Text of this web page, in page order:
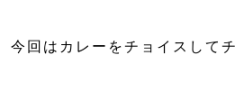
回はカレーをチョイスして